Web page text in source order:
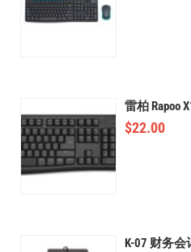
雷柏 Rapoo
$22.00
K-07 财务